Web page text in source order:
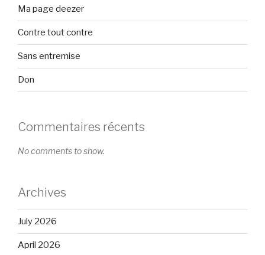
Ma page deezer
Contre tout contre
Sans entremise
Don
Commentaires récents
No comments to show.
Archives
July 2026
April 2026